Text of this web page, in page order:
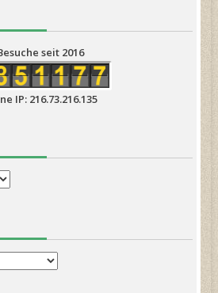
seit 2016
IP: 216.73.216.135